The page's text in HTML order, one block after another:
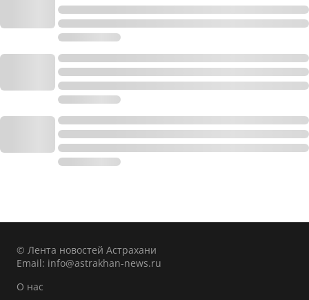
© Лента новостей Астрахани
Email: info@astrakhan-news.ru
О нас